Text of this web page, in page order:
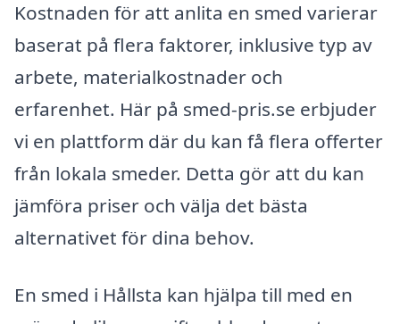
Kostnaden för att anlita en smed varierar
baserat på flera faktorer, inklusive typ av
arbete, materialkostnader och
erfarenhet. Här på smed-pris.se erbjuder
vi en plattform där du kan få flera offerter
från lokala smeder. Detta gör att du kan
jämföra priser och välja det bästa
alternativet för dina behov.
En smed i Hållsta kan hjälpa till med en